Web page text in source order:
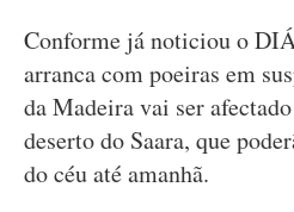
Conforme já noticiou o
arranca com poeiras em
da Madeira vai ser
deserto do Saara, que
do céu até amanhã.